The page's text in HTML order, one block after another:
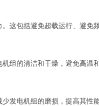
这包括避免超载运行、避免
组的清洁和干燥，避免高温
发电机组的磨损，提高其性